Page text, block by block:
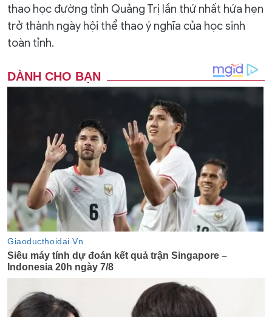
thao học đường tỉnh Quảng Trị lần thứ nhất hứa hẹn
trở thành ngày hội thể thao ý nghĩa của học sinh
toàn tỉnh.